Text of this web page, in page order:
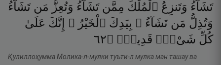
تَشَآءُ وَتَنزِعُ ٱلْمُلْكَ مِمَّن تَشَآءُ وَتُعِزُّ مَن تَشَآءُ
وَتُذِلُّ مَن تَشَآءُ ۖ بِيَدِكَ ٱلْخَيْرُ ۖ إِنَّكَ عَلَىٰ
كُلِّ شَىْءٍۢ قَدِيرٌۭ ۝٢٦
Қулиллоҳумма Молика-л-мулки туъти-л мулка ман ташау ва